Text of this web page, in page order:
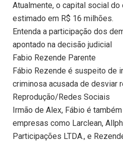
Atualmente, o capital social do
estimado em R$ 16 milhões.
Entenda a participação dos
apontado na decisão judicial
Fabio Rezende Parente
Fábio Rezende é suspeito de
criminosa acusada de desviar
Reprodução/Redes Sociais
Irmão de Alex, Fábio é
empresas como Larclean,
Participações LTDA., e